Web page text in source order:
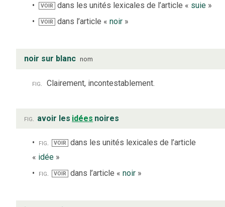
VOIR dans les unités lexicales de l’article « suie »
VOIR dans l’article «noir »
noir sur blanc nom
fig. Clairement, incontestablement.
fig. avoir les idées noires
fig. VOIR dans les unités lexicales de l’article
« idée »
fig.
VOIR dans l’article « noir»